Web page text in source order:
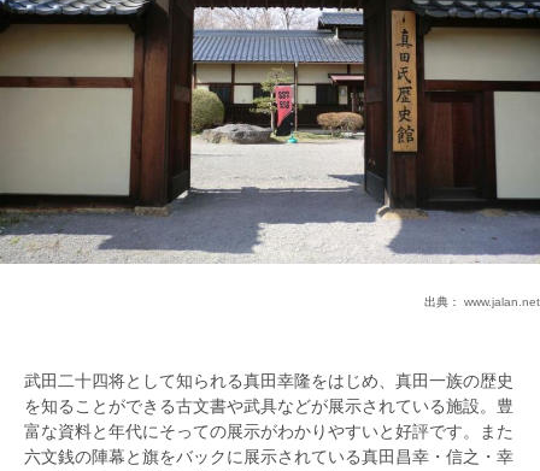
出典： www.jalan.net
武田二十四将として知られる真田幸隆をはじめ、真田一族の歴史
を知ることができる古文書や武具などが展示されている施設。豊
富な資料と年代にそっての展示がわかりやすいと好評です。また
六文銭の陣幕と旗をバックに展示されている真田昌幸・信之・幸